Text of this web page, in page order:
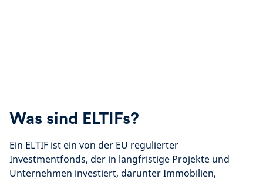
Was sind ELTIFs?
Ein ELTIF ist ein von der EU regulierter
Investmentfonds, der in langfristige Projekte und
Unternehmen investiert, darunter Immobilien,